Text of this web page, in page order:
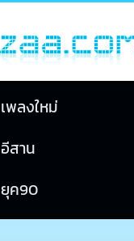
เพลงใหม่
อีสาน
ยุค90